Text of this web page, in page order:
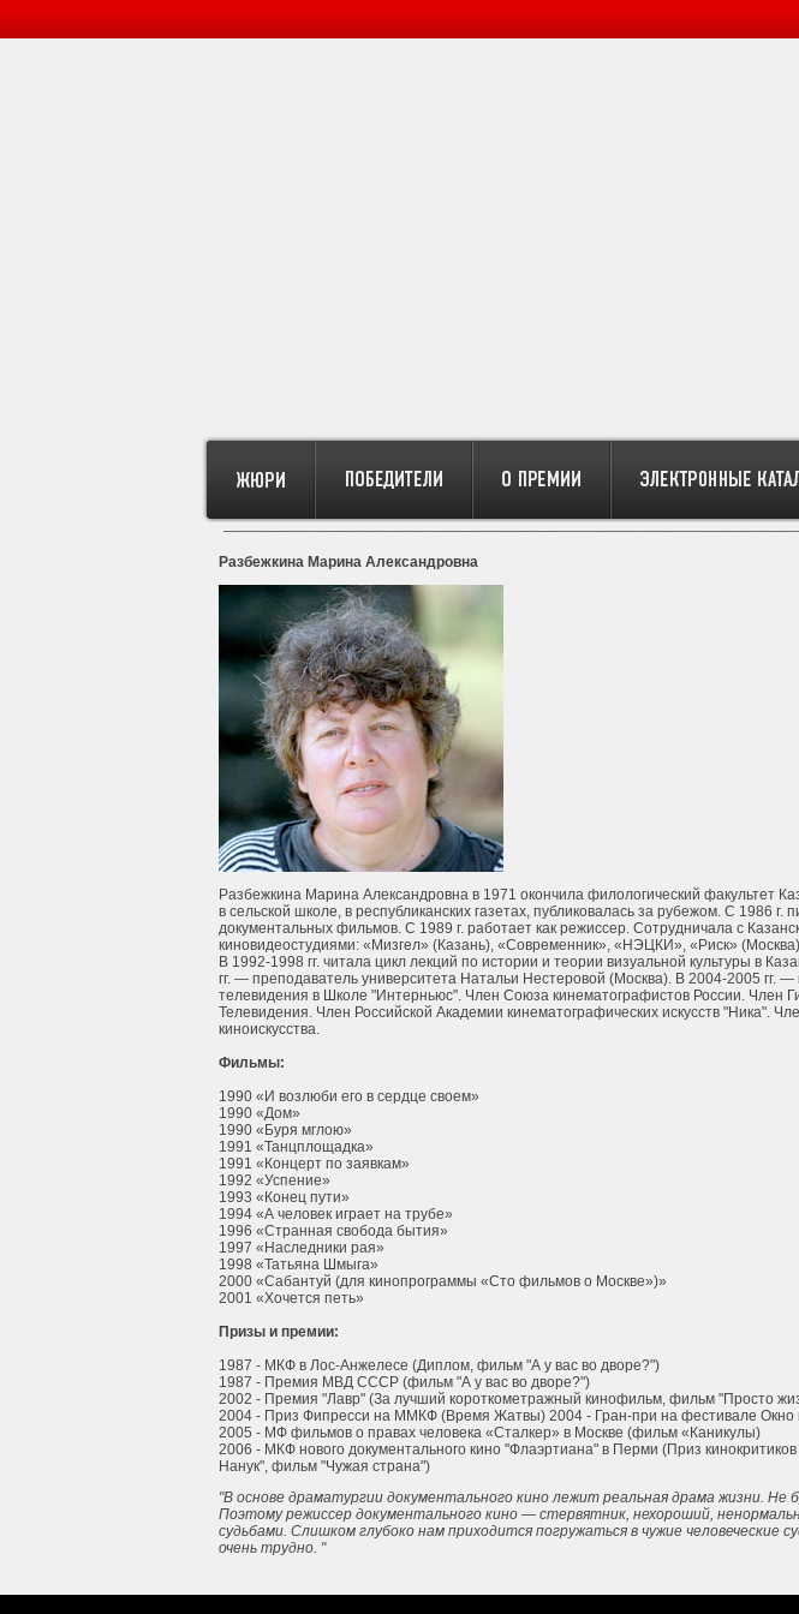
Разбежкина Марина Александровна
Разбежкина Марина Александровна в 1971 окончила филологический факультет
в сельской школе, в республиканских газетах, публиковалась за рубежом. С 1986 г.
документальных фильмов. С 1989 г. работает как режиссер. Сотрудничала с
киновидеостудиями: «Мизгел» (Казань), «Современник», «НЭЦКИ», «Риск»
В 1992-1998 гг. читала цикл лекций по истории и теории визуальной культуры в
гг. — преподаватель университета Натальи Нестеровой (Москва). В 2004-2005 гг.
телевидения в Школе "Интерньюс". Член Союза кинематографистов России. Член
Телевидения. Член Российской Академии кинематографических искусств "Ника".
киноискусства.
Фильмы:
1990 «И возлюби его в сердце своем»
1990 «Дом»
1990 «Буря мглою»
1991 «Танцплощадка»
1991 «Концерт по заявкам»
1992 «Успение»
1993 «Конец пути»
1994 «А человек играет на трубе»
1996 «Странная свобода бытия»
1997 «Наследники рая»
1998 «Татьяна Шмыга»
2000 «Сабантуй (для кинопрограммы «Сто фильмов о Москве»)»
2001 «Хочется петь»
Призы и премии:
1987 - МКФ в Лос-Анжелесе (Диплом, фильм "А у вас во дворе?")
1987 - Премия МВД СССР (фильм "А у вас во дворе?")
2002 - Премия "Лавр" (За лучший короткометражный кинофильм, фильм "Просто
2004 - Приз Фипресси на ММКФ (Время Жатвы) 2004 - Гран-при на фестивале
2005 - МФ фильмов о правах человека «Сталкер» в Москве (фильм «Каникулы)
2006 - МКФ нового документального кино "Флаэртиана" в Перми (Приз
Нанук", фильм "Чужая страна")
"В основе драматургии документального кино лежит реальная драма жизни. Не
Поэтому режиссер документального кино — стервятник, нехороший,
судьбами. Слишком глубоко нам приходится погружаться в чужие человеческие
очень трудно. "